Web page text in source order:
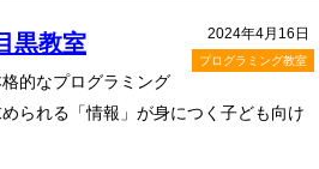
2024年4月16日
プログラミング教室
黒教室
的なプログラミング
られる「情報」が身につく子ども向け